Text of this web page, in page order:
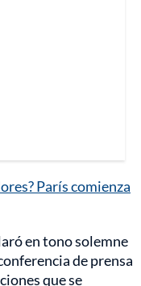
París comienza
en tono solemne
de prensa
que se